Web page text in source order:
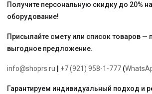
Получите персональную скидку до 20%
оборудование!
Присылайте смету или список товаров —
выгодное предложение.
info@shoprs.ru +7 (921) 958-1-777 (
Гарантируем индивидуальный подход и